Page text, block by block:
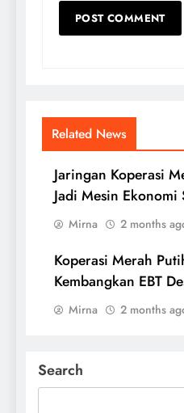
Related News
Jaringan Koperasi
Jadi Mesin Ekonomi
Mirna 2 months
Koperasi Merah
Kembangkan EBT
Mirna 2 months
Search